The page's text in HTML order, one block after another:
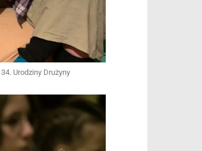
Urodziny Drużyny